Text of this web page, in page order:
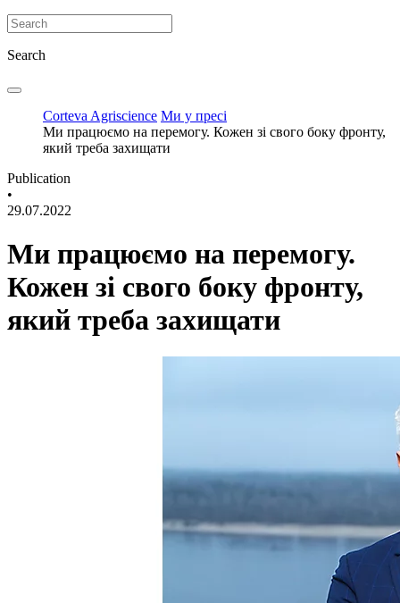
Search
Corteva Agriscience Ми у пресі
Ми працюємо на перемогу. Кожен зі свого боку фронту,
який треба захищати
Publication
•
29.07.2022
Ми працюємо на перемогу.
Кожен зі свого боку фронту,
який треба захищати